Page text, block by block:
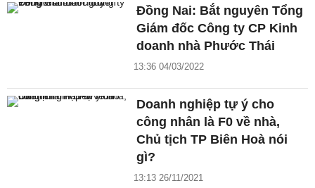
Đồng Nai: Bắt nguyên Tổng
Giám đốc Công ty CP Kinh
doanh nhà Phước Thái
13:36 04/03/2022
Doanh nghiệp tự ý cho
công nhân là F0 về nhà,
Chủ tịch TP Biên Hoà nói
gì?
13:13 26/11/2021